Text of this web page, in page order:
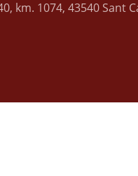
km. 1074, 43540 Sant